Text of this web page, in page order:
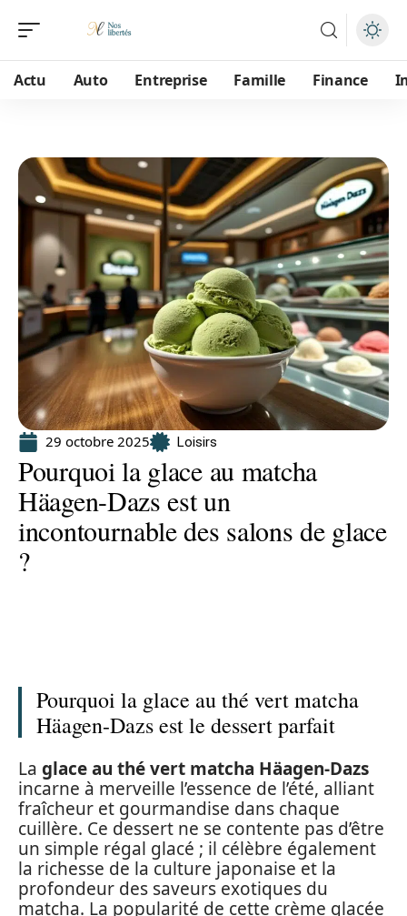
Actu Auto Entreprise Famille Finance
29 octobre 2025 Loisirs
Pourquoi la glace au matcha
Häagen-Dazs est un
incontournable des salons de glace
?
Pourquoi la glace au thé vert matcha
Häagen-Dazs est le dessert parfait
La glace au thé vert matcha Häagen-Dazs
incarne à merveille l’essence de l’été, alliant
fraîcheur et gourmandise dans chaque
cuillère. Ce dessert ne se contente pas d’être
un simple régal glacé ; il célèbre également
la richesse de la culture japonaise et la
profondeur des saveurs exotiques du
matcha. La popularité de cette crème glacée